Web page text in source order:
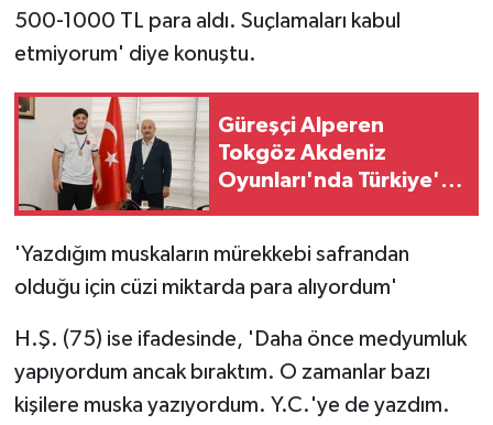
500-1000 TL para aldı. Suçlamaları kabul
etmiyorum' diye konuştu.
Güreşçi Alperen
Tokgöz Akdeniz
Oyunları'nda Türkiye'yi
'Yazdığım muskaların mürekkebi safrandan
olduğu için cüzi miktarda para alıyordum'
H.Ş. (75) ise ifadesinde, 'Daha önce medyumluk
yapıyordum ancak bıraktım. O zamanlar bazı
kişilere muska yazıyordum. Y.C.'ye de yazdım.